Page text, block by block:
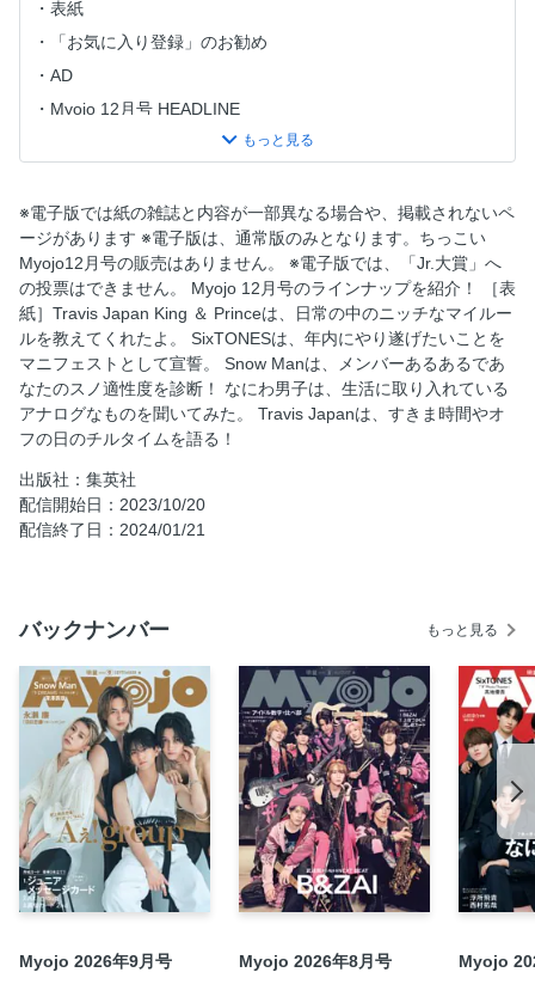
表紙
「お気に入り登録」のお勧め
AD
Myojo 12月号 HEADLINE
なにわ男子 アナログ時代へタイムスリップ
Snow Man スノ入り適性度診断
SixTONES 2023かけこみTO-DOリスト
Travis Japan 僕たちのチルな時間
ジャニーズWEST ヒミツのナイトルーティン
Aぇ！ group ファッション変遷史
HiHi Jets ボーダーラインを告白
美 少年 秋の夜長のゆるトーク
7 MEN 侍 ウキウキ行楽弁当作り
少年忍者 グループ内・名コンビ図鑑
Lil かんさい やんちゃ男子に変身
AmBitious よしかわお兄さんの熱血塾
Jr．Mag_鍋田大成、岸 蒼太、渡辺惟良、鈴木瑛朝、末永
光、壹岐 碧
Jr．Mag_野田開仁、西野統真、井上蒼生、森ケイン、渡邉
大我
M★streaM_映画『法廷遊戯』永瀬 廉、杉咲 花
M★streaM_『Maybe 恋が聴こえる』橋本 涼、大和奈央
M★streaM_『君が死ぬまであと100日』高橋優斗、豊嶋
花、井上瑞稀
M★streaM_LEEVELLES 勢いMAXの注目バンド
M★streaM_『コタツがない家』作間龍斗
M★streaM_映画『OUT』倉 悠貴
※電子版では紙の雑誌と内容が一部異なる場合や、掲載されないペ
ージがあります ※電子版は、通常版のみとなります。ちっこい
Myojo12月号の販売はありません。 ※電子版では、「Jr.大賞」へ
の投票はできません。 Myojo 12月号のラインナップを紹介！ ［表
紙］Travis Japan King ＆ Princeは、日常の中のニッチなマイルー
ルを教えてくれたよ。 SixTONESは、年内にやり遂げたいことを
マニフェストとして宣誓。 Snow Manは、メンバーあるあるであ
なたのスノ適性度を診断！ なにわ男子は、生活に取り入れている
アナログなものを聞いてみた。 Travis Japanは、すきま時間やオ
フの日のチルタイムを語る！
出版社：集英社
配信開始日：2023/10/20
配信終了日：2024/01/21
バックナンバー もっと見る
Myojo 2026年9月号 Myojo 2026年8月号 Myojo